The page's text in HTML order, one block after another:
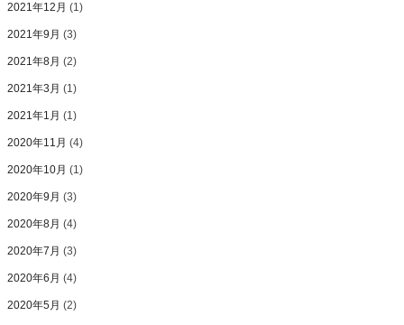
2021年12月 (1)
2021年9月 (3)
2021年8月 (2)
2021年3月 (1)
2021年1月 (1)
2020年11月 (4)
2020年10月 (1)
2020年9月 (3)
2020年8月 (4)
2020年7月 (3)
2020年6月 (4)
2020年5月 (2)